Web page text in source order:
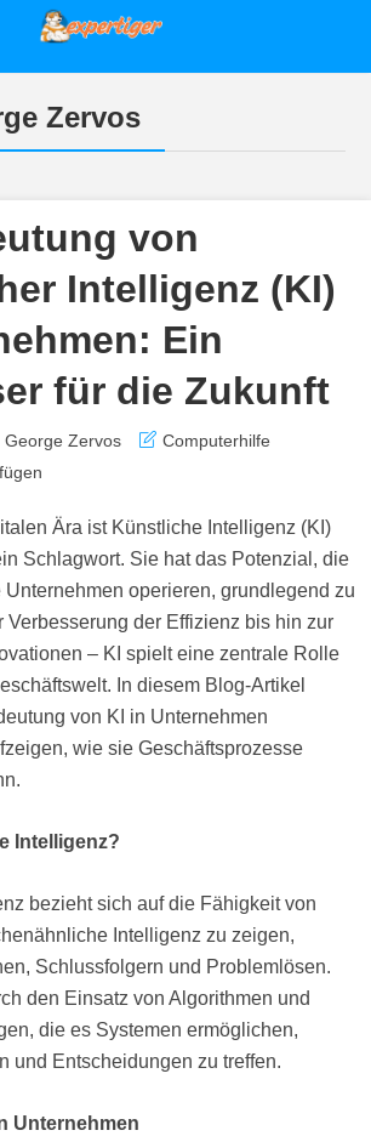
Zervos
von
Intelligenz (KI)
Ein
für die Zukunft
George Zervos
Computerhilfe
Ära ist Künstliche Intelligenz (KI)
Schlagwort. Sie hat das Potenzial, die
operieren, grundlegend zu
Verbesserung der Effizienz bis hin zur
– KI spielt eine zentrale Rolle
In diesem Blog-Artikel
von KI in Unternehmen
wie sie Geschäftsprozesse
Intelligenz?
bezieht sich auf die Fähigkeit von
Intelligenz zu zeigen,
Schlussfolgern und Problemlösen.
den Einsatz von Algorithmen und
die es Systemen ermöglichen,
und Entscheidungen zu treffen.
Unternehmen